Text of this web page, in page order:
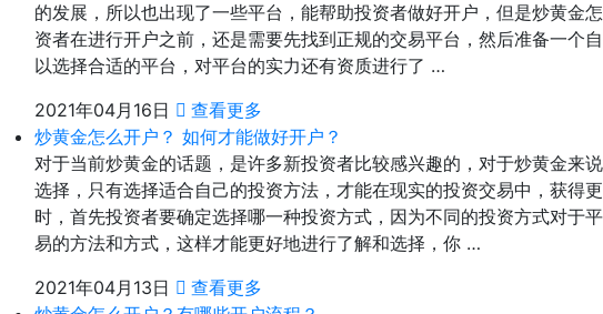
的发展，所以也出现了一些平台，能帮助投资者做好开户，但是炒黄金
资者在进行开户之前，还是需要先找到正规的交易平台，然后准备一个
以选择合适的平台，对平台的实力还有资质进行了 …
2021年04月16日
查看更多
炒黄金怎么开户？ 如何才能做好开户？
对于当前炒黄金的话题，是许多新投资者比较感兴趣的，对于炒黄金来
选择，只有选择适合自己的投资方法，才能在现实的投资交易中，获得
时，首先投资者要确定选择哪一种投资方式，因为不同的投资方式对于
易的方法和方式，这样才能更好地进行了解和选择，你 …
2021年04月13日
查看更多